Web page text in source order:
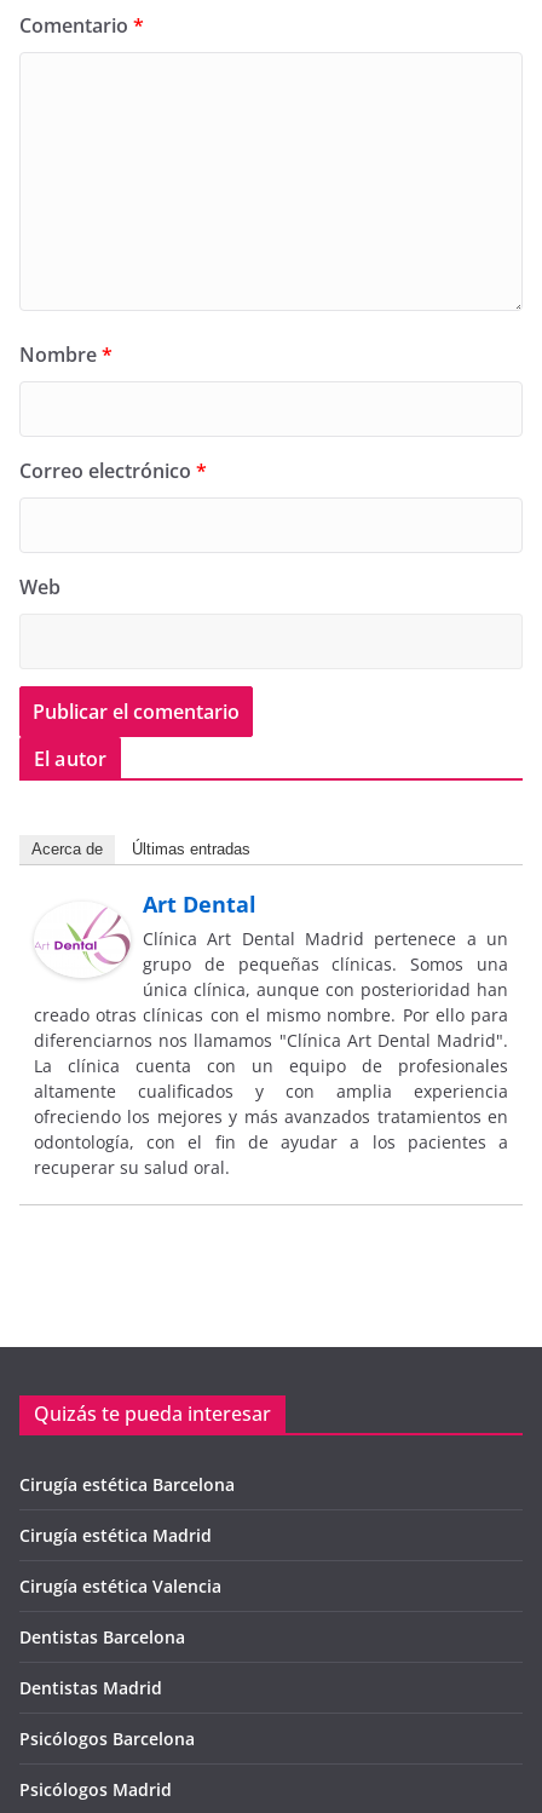
Comentario *
Nombre*
Correo electrónico *
Web
El autor
Acerca de Últimas entradas
Art Dental
Clínica Art Dental Madrid pertenece a un
grupo de pequeñas clínicas. Somos una
única clínica, aunque con posterioridad han
creado otras clínicas con el mismo nombre. Por ello para
diferenciarnos nos llamamos "Clínica Art Dental Madrid".
La clínica cuenta con un equipo de profesionales
altamente cualificados y con amplia experiencia
ofreciendo los mejores y más avanzados tratamientos en
odontología, con el fin de ayudar a los pacientes a
recuperar su salud oral.
Quizás te pueda interesar
Cirugía estética Barcelona
Cirugía estética Madrid
Cirugía estética Valencia
Dentistas Barcelona
Dentistas Madrid
Psicólogos Barcelona
Psicólogos Madrid